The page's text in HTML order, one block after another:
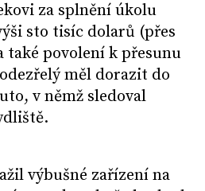
za splnění úkolu
sto tisíc dolarů (přes
také povolení k přesunu
měl dorazit do
v němž sledoval
výbušné zařízení na